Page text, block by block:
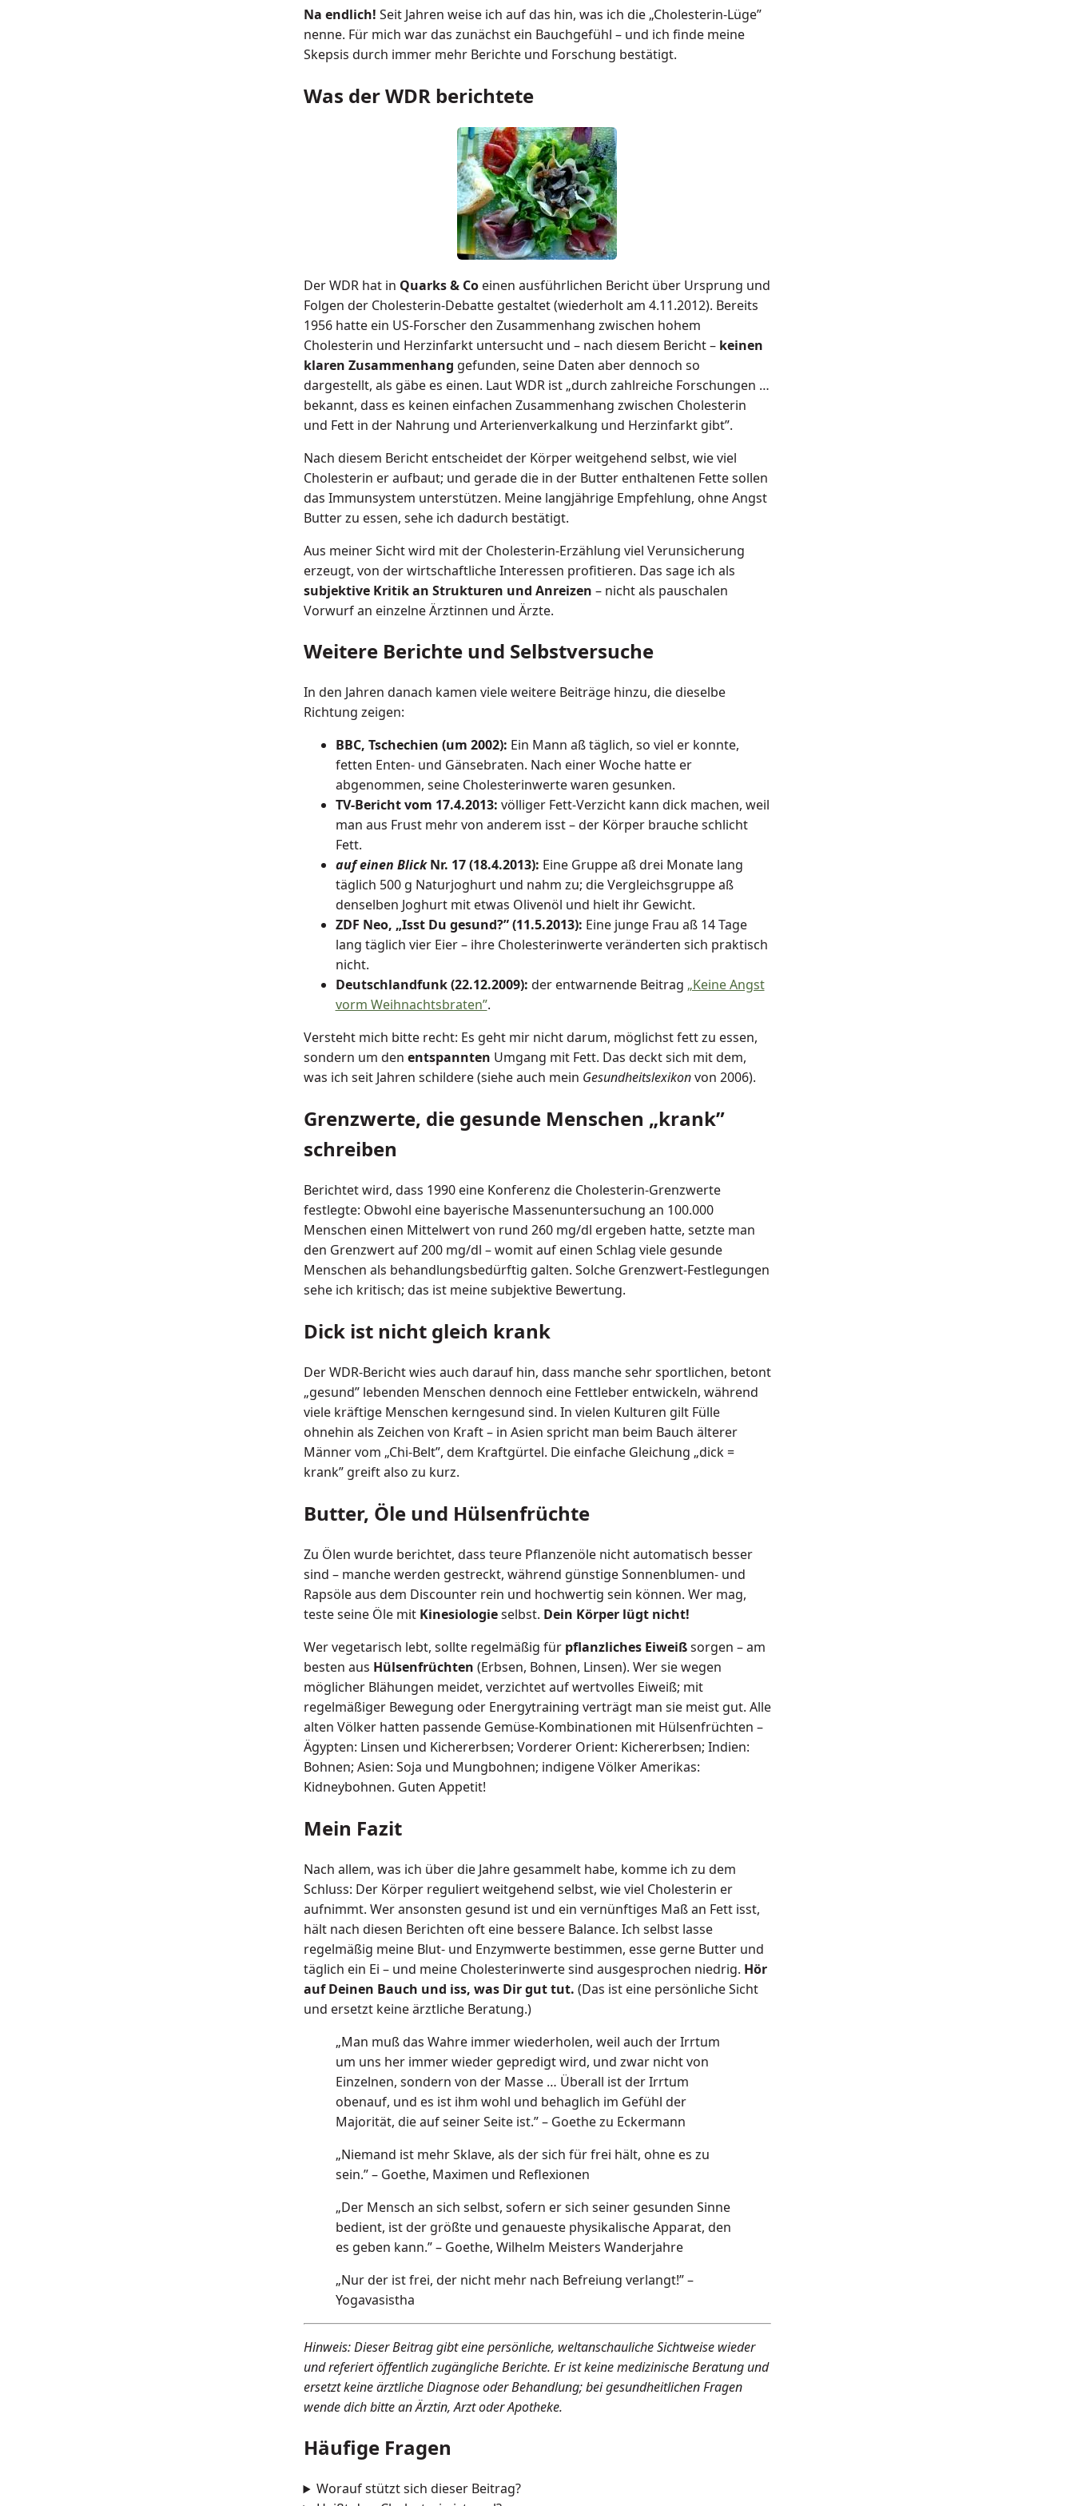
Na endlich! Seit Jahren weise ich auf das hin, was ich die „Cholesterin-Lüge”
nenne. Für mich war das zunächst ein Bauchgefühl – und ich finde meine
Skepsis durch immer mehr Berichte und Forschung bestätigt.
Was der WDR berichtete
Der WDR hat in Quarks & Coeinen ausführlichen Bericht über Ursprung und
Folgen der Cholesterin-Debatte gestaltet (wiederholt am 4.11.2012). Bereits
1956 hatte ein US-Forscher den Zusammenhang zwischen hohem
Cholesterin und Herzinfarkt untersucht und – nach diesem Bericht – keinen
klaren Zusammenhang gefunden, seine Daten aber dennoch so
dargestellt, als gäbe es einen. Laut WDR ist „durch zahlreiche Forschungen …
bekannt, dass es keinen einfachen Zusammenhang zwischen Cholesterin
und Fett in der Nahrung und Arterienverkalkung und Herzinfarkt gibt”.
Nach diesem Bericht entscheidet der Körper weitgehend selbst, wie viel
Cholesterin er aufbaut; und gerade die in der Butter enthaltenen Fette sollen
das Immunsystem unterstützen. Meine langjährige Empfehlung, ohne Angst
Butter zu essen, sehe ich dadurch bestätigt.
Aus meiner Sicht wird mit der Cholesterin-Erzählung viel Verunsicherung
erzeugt, von der wirtschaftliche Interessen profitieren. Das sage ich als
subjektive Kritik an Strukturen und Anreizen – nicht als pauschalen
Vorwurf an einzelne Ärztinnen und Ärzte.
Weitere Berichte und Selbstversuche
In den Jahren danach kamen viele weitere Beiträge hinzu, die dieselbe
Richtung zeigen:
BBC, Tschechien (um 2002): Ein Mann aß täglich, so viel er konnte,
fetten Enten- und Gänsebraten. Nach einer Woche hatte er
abgenommen, seine Cholesterinwerte waren gesunken.
TV-Bericht vom 17.4.2013: völliger Fett-Verzicht kann dick machen, weil
man aus Frust mehr von anderem isst – der Körper brauche schlicht
Fett.
auf einen BlickNr. 17 (18.4.2013): Eine Gruppe aß drei Monate lang
täglich 500 g Naturjoghurt und nahm zu; die Vergleichsgruppe aß
denselben Joghurt mit etwas Olivenöl und hielt ihr Gewicht.
ZDF Neo, „Isst Du gesund?” (11.5.2013): Eine junge Frau aß 14 Tage
lang täglich vier Eier – ihre Cholesterinwerte veränderten sich praktisch
nicht.
Deutschlandfunk (22.12.2009): der entwarnende Beitrag „Keine Angst
vorm Weihnachtsbraten”.
Versteht mich bitte recht: Es geht mir nicht darum, möglichst fett zu essen,
sondern um den entspannten Umgang mit Fett. Das deckt sich mit dem,
was ich seit Jahren schildere (siehe auch mein Gesundheitslexikonvon 2006).
Grenzwerte, die gesunde Menschen „krank”
schreiben
Berichtet wird, dass 1990 eine Konferenz die Cholesterin-Grenzwerte
festlegte: Obwohl eine bayerische Massenuntersuchung an 100.000
Menschen einen Mittelwert von rund 260 mg/dl ergeben hatte, setzte man
den Grenzwert auf 200 mg/dl – womit auf einen Schlag viele gesunde
Menschen als behandlungsbedürftig galten. Solche Grenzwert-Festlegungen
sehe ich kritisch; das ist meine subjektive Bewertung.
Dick ist nicht gleich krank
Der WDR-Bericht wies auch darauf hin, dass manche sehr sportlichen, betont
„gesund” lebenden Menschen dennoch eine Fettleber entwickeln, während
viele kräftige Menschen kerngesund sind. In vielen Kulturen gilt Fülle
ohnehin als Zeichen von Kraft – in Asien spricht man beim Bauch älterer
Männer vom „Chi-Belt”, dem Kraftgürtel. Die einfache Gleichung „dick =
krank” greift also zu kurz.
Butter, Öle und Hülsenfrüchte
Zu Ölen wurde berichtet, dass teure Pflanzenöle nicht automatisch besser
sind – manche werden gestreckt, während günstige Sonnenblumen- und
Rapsöle aus dem Discounter rein und hochwertig sein können. Wer mag,
teste seine Öle mit Kinesiologieselbst. Dein Körper lügt nicht!
Wer vegetarisch lebt, sollte regelmäßig für pflanzliches Eiweißsorgen – am
besten aus Hülsenfrüchten (Erbsen, Bohnen, Linsen). Wer sie wegen
möglicher Blähungen meidet, verzichtet auf wertvolles Eiweiß; mit
regelmäßiger Bewegung oder Energytraining verträgt man sie meist gut. Alle
alten Völker hatten passende Gemüse-Kombinationen mit Hülsenfrüchten –
Ägypten: Linsen und Kichererbsen; Vorderer Orient: Kichererbsen; Indien:
Bohnen; Asien: Soja und Mungbohnen; indigene Völker Amerikas:
Kidneybohnen. Guten Appetit!
Mein Fazit
Nach allem, was ich über die Jahre gesammelt habe, komme ich zu dem
Schluss: Der Körper reguliert weitgehend selbst, wie viel Cholesterin er
aufnimmt. Wer ansonsten gesund ist und ein vernünftiges Maß an Fett isst,
hält nach diesen Berichten oft eine bessere Balance. Ich selbst lasse
regelmäßig meine Blut- und Enzymwerte bestimmen, esse gerne Butter und
täglich ein Ei – und meine Cholesterinwerte sind ausgesprochen niedrig. Hör
auf Deinen Bauch und iss, was Dir gut tut. (Das ist eine persönliche Sicht
und ersetzt keine ärztliche Beratung.)
„Man muß das Wahre immer wiederholen, weil auch der Irrtum
um uns her immer wieder gepredigt wird, und zwar nicht von
Einzelnen, sondern von der Masse … Überall ist der Irrtum
obenauf, und es ist ihm wohl und behaglich im Gefühl der
Majorität, die auf seiner Seite ist.” – Goethe zu Eckermann
„Niemand ist mehr Sklave, als der sich für frei hält, ohne es zu
sein.” – Goethe, Maximen und Reflexionen
„Der Mensch an sich selbst, sofern er sich seiner gesunden Sinne
bedient, ist der größte und genaueste physikalische Apparat, den
es geben kann.” – Goethe, Wilhelm Meisters Wanderjahre
„Nur der ist frei, der nicht mehr nach Befreiung verlangt!” –
Yogavasistha
Hinweis: Dieser Beitrag gibt eine persönliche, weltanschauliche Sichtweise wieder
und referiert öffentlich zugängliche Berichte. Er ist keine medizinische Beratung und
ersetzt keine ärztliche Diagnose oder Behandlung; bei gesundheitlichen Fragen
wende dich bitte an Ärztin, Arzt oder Apotheke.
Häufige Fragen
Worauf stützt sich dieser Beitrag?